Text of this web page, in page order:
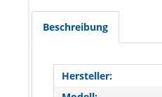
Beschreibung
Hersteller: